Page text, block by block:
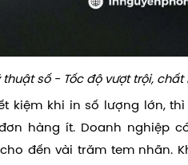
số - Tốc độ vượt trội,
kiệm khi in số lượng lớn,
hàng ít. Doanh nghiệp
đến vài trăm tem nhãn.